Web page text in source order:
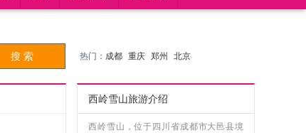
热门： 成都 重庆 郑州 北京
西岭雪山旅游介绍
西岭雪山，位于四川省成都市大邑县境